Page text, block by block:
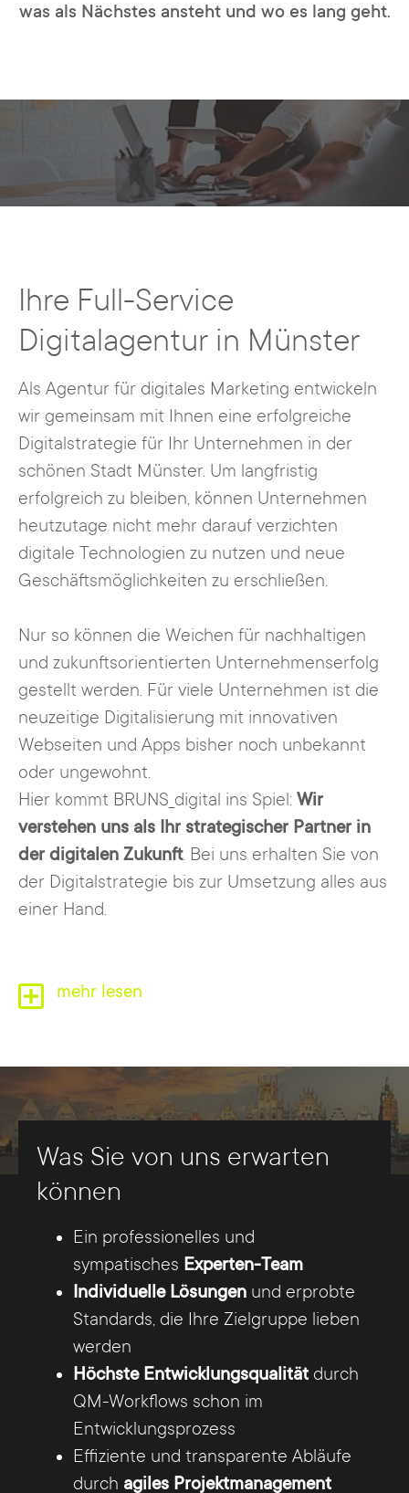
was als Nächstes ansteht und wo es lang geht.
Ihre Full-Service
Digitalagentur in Münster
Als Agentur für digitales Marketing entwickeln
wir gemeinsam mit Ihnen eine erfolgreiche
Digitalstrategie für Ihr Unternehmen in der
schönen Stadt Münster. Um langfristig
erfolgreich zu bleiben, können Unternehmen
heutzutage nicht mehr darauf verzichten
digitale Technologien zu nutzen und neue
Geschäftsmöglichkeiten zu erschließen.
Nur so können die Weichen für nachhaltigen
und zukunftsorientierten Unternehmenserfolg
gestellt werden. Für viele Unternehmen ist die
neuzeitige Digitalisierung mit innovativen
Webseiten und Apps bisher noch unbekannt
oder ungewohnt.
Hier kommt BRUNS_digital ins Spiel: Wir
verstehen uns als Ihr strategischer Partner in
der digitalen Zukunft. Bei uns erhalten Sie von
der Digitalstrategie bis zur Umsetzung alles aus
einer Hand.
BRUNS_digital
Wir sind für Sie da
Gemeinsam mit Ihnen entwickeln wir Konzepte
und Digitalstrategien, sorgen für die
Umsetzung, leisten technischen Support und
helfen Ihnen bei der Digitalisierung Ihrer
Workflows in Ihrem Unternehmen in Münster
und Umgebung.
mehr lesen
Was Sie von uns erwarten
können
Ein professionelles und
sympatisches Experten-Team
Individuelle Lösungen und erprobte
Standards, die Ihre Zielgruppe lieben
werden
Höchste Entwicklungsqualität durch
QM-Workflows schon im
Entwicklungsprozess
Effiziente und transparente Abläufe
durch agiles Projektmanagement